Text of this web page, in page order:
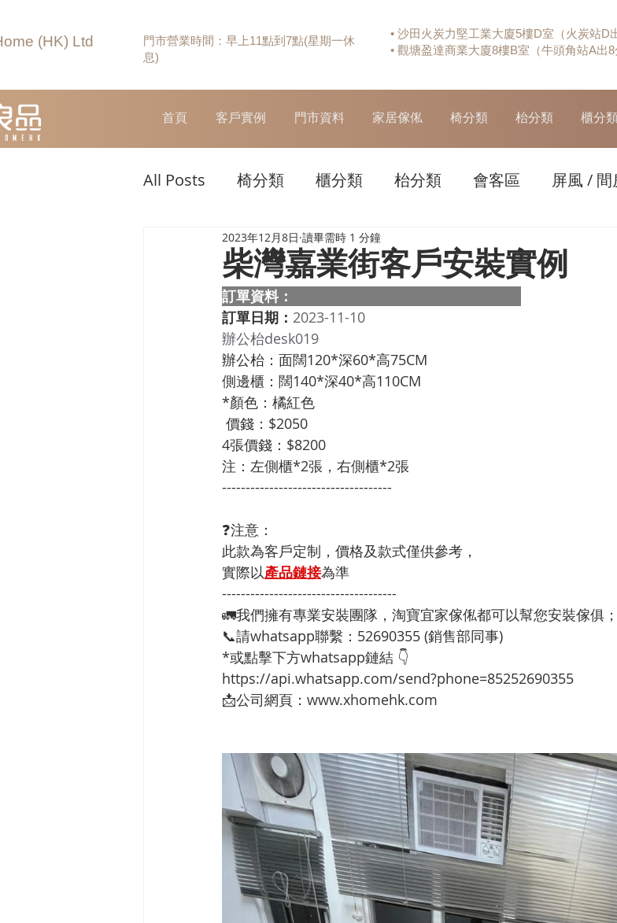
(HK) Ltd
門市營業時間：早上11點到7點(星期一休
息)
• 沙田火炭力堅工業大廈5樓D室（火炭站D
• 觀塘盈達商業大廈8樓B室（牛頭角站A出8
首頁 客戶實例 門市資料 家居傢俬 椅分類 枱分類 櫃分類
All Posts 椅分類 櫃分類 枱分類 會客區 屏風 / 間
柴灣嘉業街客戶安裝實例
2023年12月8日 讀畢需時 1 分鐘
訂單資料：
訂單日期： 2023-11-10
辦公枱desk019
辦公枱：面闊120*深60*高75CM
側邊櫃：闊140*深40*高110CM
*顏色：橘紅色
價錢：$2050
4張價錢：$8200
注：左側櫃*2張，右側櫃*2張
------------------------------------
❓注意：
此款為客戶定制，價格及款式僅供參考，
實際以產品鏈接為準
-------------------------------------
🚛我們擁有專業安裝團隊，淘寶宜家傢俬都可以幫您安裝傢俱；
📞請whatsapp聯繫：52690355 (銷售部同事)
*或點擊下方whatsapp鏈結 👇
https://api.whatsapp.com/send?phone=85252690355
📩公司網頁：www.xhomehk.com